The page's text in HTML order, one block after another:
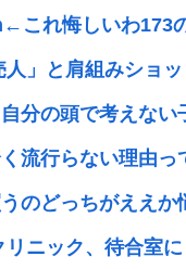
これ悔しいわ173
人」と肩組みショ
自分の頭で考えな
流行らない理由っ
のどっちがええ
リニック、待合室